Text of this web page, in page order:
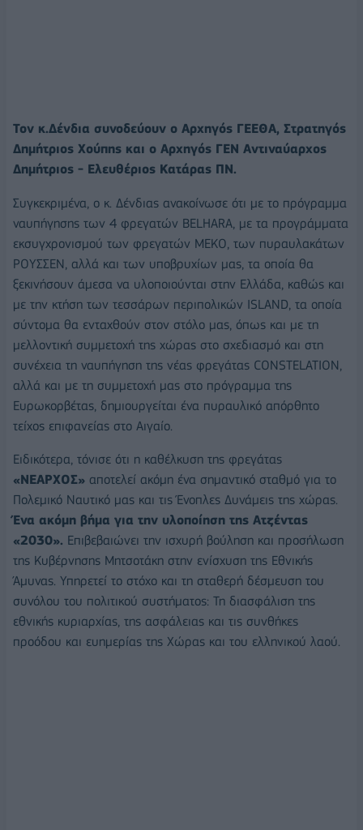
Τον κ.Δένδια συνοδεύουν ο Αρχηγός ΓΕΕΘΑ, Στρατηγός
Δημήτριος Χούπης και ο Αρχηγός ΓΕΝ Αντιναύαρχος
Δημήτριος - Ελευθέριος Κατάρας ΠΝ.
Συγκεκριμένα, ο κ. Δένδιας ανακοίνωσε ότι με το πρόγραμμα
ναυπήγησης των 4 φρεγατών BELHARA, με τα προγράμματα
εκσυγχρονισμού των φρεγατών ΜΕΚΟ, των πυραυλακάτων
ΡΟΥΣΣΕΝ, αλλά και των υποβρυχίων μας, τα οποία θα
ξεκινήσουν άμεσα να υλοποιούνται στην Ελλάδα, καθώς και
με την κτήση των τεσσάρων περιπολικών ISLAND, τα οποία
σύντομα θα ενταχθούν στον στόλο μας, όπως και με τη
μελλοντική συμμετοχή της χώρας στο σχεδιασμό και στη
συνέχεια τη ναυπήγηση της νέας φρεγάτας CONSTELATION,
αλλά και με τη συμμετοχή μας στο πρόγραμμα της
Ευρωκορβέτας, δημιουργείται ένα πυραυλικό απόρθητο
τείχος επιφανείας στο Αιγαίο.
Ειδικότερα, τόνισε ότι η καθέλκυση της φρεγάτας
«ΝΕΑΡΧΟΣ» αποτελεί ακόμη ένα σημαντικό σταθμό για το
Πολεμικό Ναυτικό μας και τις Ένοπλες Δυνάμεις της χώρας.
Ένα ακόμη βήμα για την υλοποίηση της Ατζέντας
«2030». Επιβεβαιώνει την ισχυρή βούληση και προσήλωση
της Κυβέρνησης Μητσοτάκη στην ενίσχυση της Εθνικής
Άμυνας. Υπηρετεί το στόχο και τη σταθερή δέσμευση του
συνόλου του πολιτικού συστήματος: Τη διασφάλιση της
εθνικής κυριαρχίας, της ασφάλειας και τις συνθήκες
προόδου και ευημερίας της Χώρας και του ελληνικού λαού.